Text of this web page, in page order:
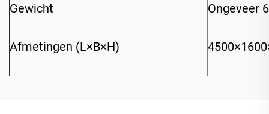
Gewicht Ongeveer
Afmetingen (L×B×H)